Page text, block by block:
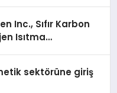
Inc., Sıfır Karbon
Isıtma
sektörüne giriş